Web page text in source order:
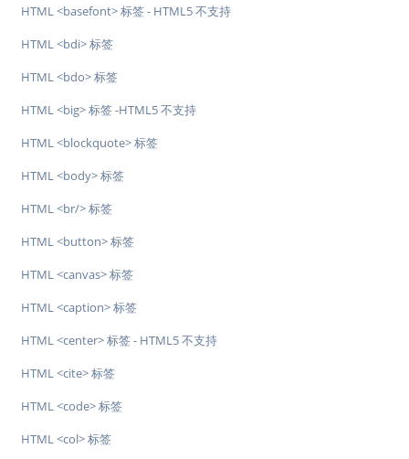
HTML <basefont> 标签 - HTML5 不支持
HTML <bdi> 标签
HTML <bdo> 标签
HTML <big> 标签 -HTML5 不支持
HTML <blockquote> 标签
HTML <body> 标签
HTML <br/> 标签
HTML <button> 标签
HTML <canvas> 标签
HTML <caption> 标签
HTML <center> 标签 - HTML5 不支持
HTML <cite> 标签
HTML <code> 标签
HTML <col> 标签